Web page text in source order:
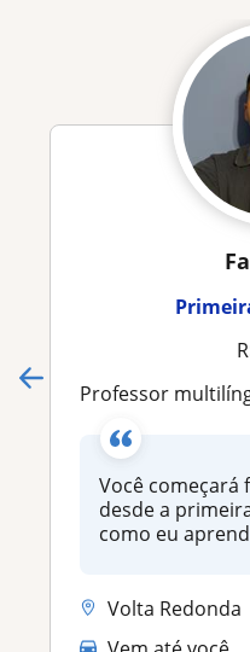
Professor multilíngua
Você começará
desde a
como eu
Volta Redonda